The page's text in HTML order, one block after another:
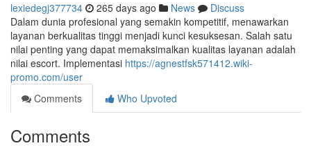
lexiedegj377734 265 days ago News
Discuss
Dalam dunia profesional yang semakin kompetitif, menawarkan
layanan berkualitas tinggi menjadi kunci kesuksesan. Salah satu
nilai penting yang dapat memaksimalkan kualitas layanan adalah
nilai escort. Implementasi https://agnestfsk571412.wiki-
promo.com/user
Comments
Who Upvoted
Comments